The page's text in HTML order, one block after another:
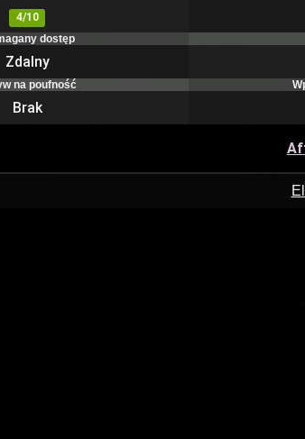
4/10
dostęp
Zdalny
na poufność
Brak